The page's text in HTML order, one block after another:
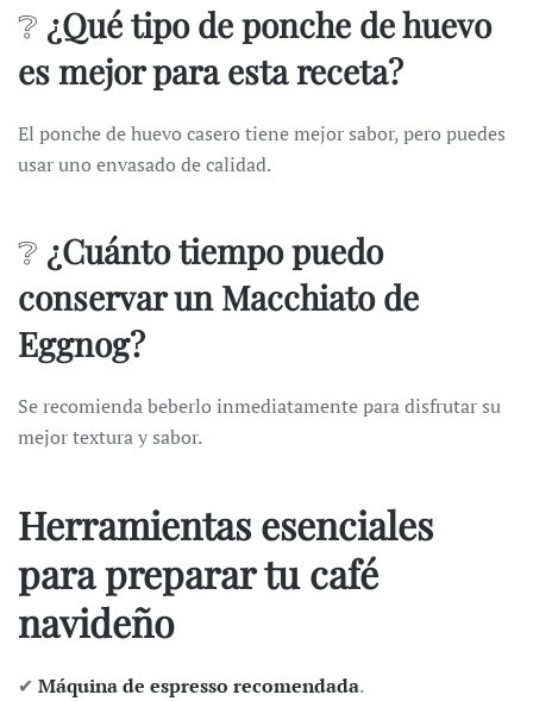
❔ ¿Qué tipo de ponche de huevo
es mejor para esta receta?
El ponche de huevo casero tiene mejor sabor, pero puedes
usar uno envasado de calidad.
❔ ¿Cuánto tiempo puedo
conservar un Macchiato de
Eggnog?
Se recomienda beberlo inmediatamente para disfrutar su
mejor textura y sabor.
Herramientas esenciales
para preparar tu café
navideño
✔ Máquina de espresso recomendada.